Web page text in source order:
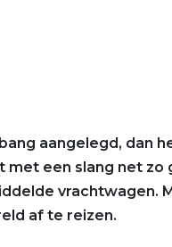
aangelegd, dan
een slang net zo
vrachtwagen.
af te reizen.